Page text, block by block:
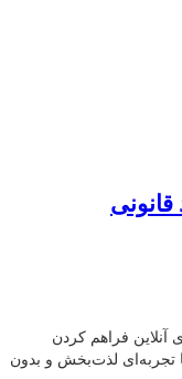
آنلاین فراهم کردن
لذت‌بخش و بدون